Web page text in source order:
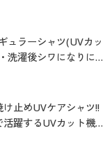
ュラーシャツ(UVカッ
洗濯後シワになりに
止めUVケアシャツ!!
活躍するUVカット機